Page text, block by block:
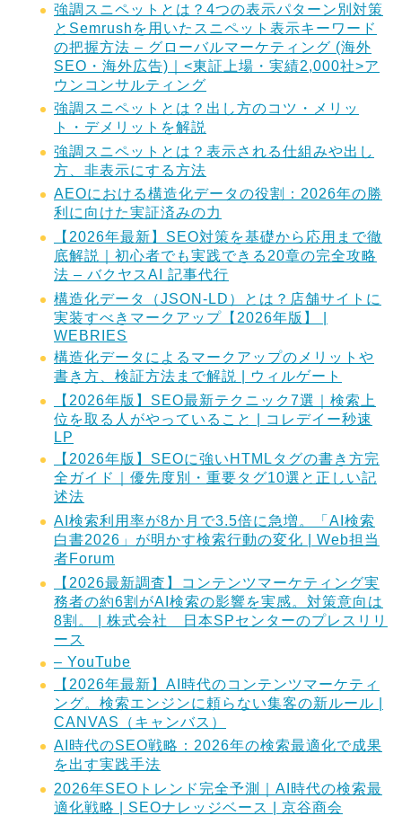
強調スニペットとは？4つの表示パターン別対策
とSemrushを用いたスニペット表示キーワード
の把握方法 – グローバルマーケティング (海外
SEO・海外広告)｜<東証上場・実績2,000社>ア
ウンコンサルティング
強調スニペットとは？出し方のコツ・メリッ
ト・デメリットを解説
強調スニペットとは？表示される仕組みや出し
方、非表示にする方法
AEOにおける構造化データの役割：2026年の勝
利に向けた実証済みの力
【2026年最新】SEO対策を基礎から応用まで徹
底解説｜初心者でも実践できる20章の完全攻略
法 – バクヤスAI 記事代行
構造化データ（JSON-LD）とは？店舗サイトに
実装すべきマークアップ【2026年版】 |
WEBRIES
構造化データによるマークアップのメリットや
書き方、検証方法まで解説 | ウィルゲート
【2026年版】SEO最新テクニック7選｜検索上
位を取る人がやっていること | コレデイー秒速
LP
【2026年版】SEOに強いHTMLタグの書き方完
全ガイド｜優先度別・重要タグ10選と正しい記
述法
AI検索利用率が8か月で3.5倍に急増。「AI検索
白書2026」が明かす検索行動の変化 | Web担当
者Forum
【2026最新調査】コンテンツマーケティング実
務者の約6割がAI検索の影響を実感。対策意向は
8割。 | 株式会社 日本SPセンターのプレスリリ
ース
– YouTube
【2026年最新】AI時代のコンテンツマーケティ
ング。検索エンジンに頼らない集客の新ルール |
CANVAS（キャンバス）
AI時代のSEO戦略：2026年の検索最適化で成果
を出す実践手法
2026年SEOトレンド完全予測｜AI時代の検索最
適化戦略 | SEOナレッジベース | 京谷商会